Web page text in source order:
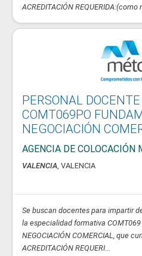
ACREDITACIÓN
PERSONAL
COMT069PO
NEGOCIACIÓN
AGENCIA DE COLOCACIÓN
VALENCIA, VALENCIA
Se buscan docentes para impartir
la especialidad formativa COMT069
NEGOCIACIÓN COMERCIAL, que
ACREDITACIÓN REQUERI...